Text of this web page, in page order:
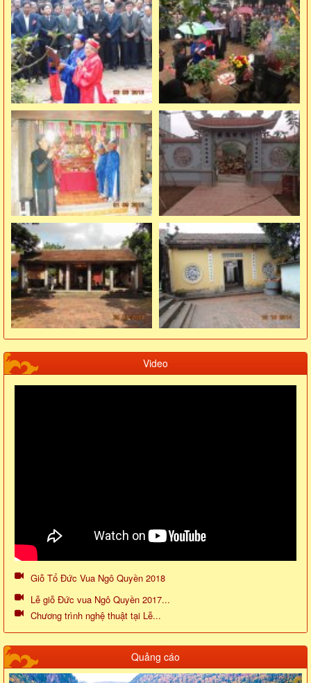
Video
Giỗ Tổ Đức Vua Ngô Quyền 2018
Lễ giỗ Đức vua Ngô Quyền 2017...
Chương trình nghệ thuật tại Lễ...
Quảng cáo